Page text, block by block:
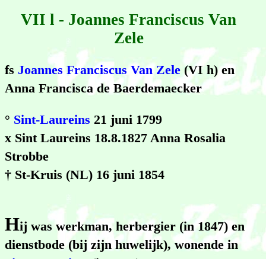
VII l - Joannes Franciscus Van
Zele
fs Joannes Franciscus Van Zele (VI h) en
Anna Francisca de Baerdemaecker
° Sint-Laureins 21 juni 1799
x Sint Laureins 18.8.1827 Anna Rosalia
Strobbe
† St-Kruis (NL) 16 juni 1854
Hij was werkman, herbergier (in 1847) en
dienstbode (bij zijn huwelijk), wonende in